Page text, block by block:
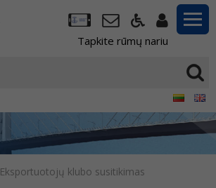
Tapkite rūmų nariu
Eksportuotojų klubo susitikimas